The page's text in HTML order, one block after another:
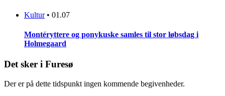
Kultur • 01.07
Montéryttere og ponykuske samles til stor løbsdag i
Holmegaard
Det sker i Furesø
Der er på dette tidspunkt ingen kommende begivenheder.